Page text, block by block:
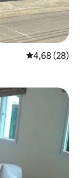
4,68 de uma
4,68 (28)